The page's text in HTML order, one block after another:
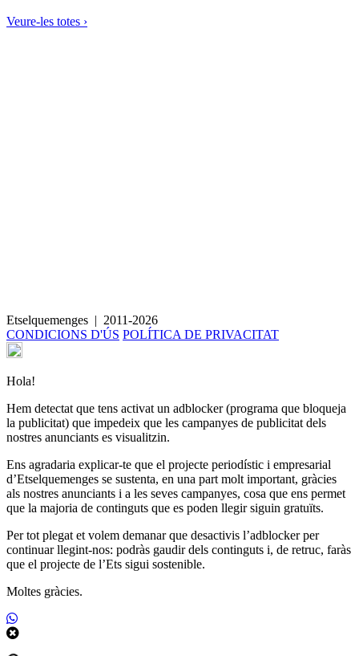
Veure-les totes ›
Etselquemenges | 2011-2026
CONDICIONS D'ÚS POLÍTICA DE PRIVACITAT
Hola!
Hem detectat que tens activat un adblocker (programa que bloqueja
la publicitat) que impedeix que les campanyes de publicitat dels
nostres anunciants es visualitzin.
Ens agradaria explicar-te que el projecte periodístic i empresarial
d’Etselquemenges se sustenta, en una part molt important, gràcies
als nostres anunciants i a les seves campanyes, cosa que ens permet
que la majoria de continguts que es poden llegir siguin gratuïts.
Per tot plegat et volem demanar que desactivis l’adblocker per
continuar llegint-nos: podràs gaudir dels continguts i, de retruc, faràs
que el projecte de l’Ets sigui sostenible.
Moltes gràcies.